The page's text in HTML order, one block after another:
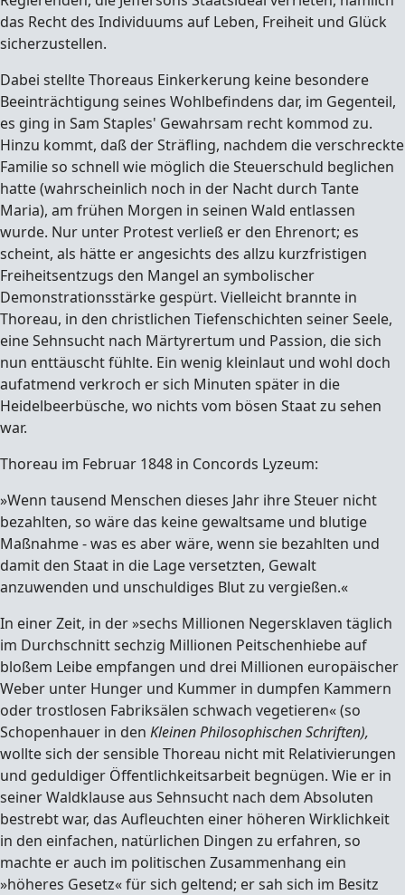
das Recht des Individuums auf Leben, Freiheit und Glück
sicherzustellen.
Dabei stellte Thoreaus Einkerkerung keine besondere
Beeinträchtigung seines Wohlbefindens dar, im Gegenteil,
es ging in Sam Staples' Gewahrsam recht kommod zu.
Hinzu kommt, daß der Sträfling, nachdem die verschreckte
Familie so schnell wie möglich die Steuerschuld beglichen
hatte (wahrscheinlich noch in der Nacht durch Tante
Maria), am frühen Morgen in seinen Wald entlassen
wurde. Nur unter Protest verließ er den Ehrenort; es
scheint, als hätte er angesichts des allzu kurzfristigen
Freiheitsentzugs den Mangel an symbolischer
Demonstrationsstärke gespürt. Vielleicht brannte in
Thoreau, in den christlichen Tiefenschichten seiner Seele,
eine Sehnsucht nach Märtyrertum und Passion, die sich
nun enttäuscht fühlte. Ein wenig kleinlaut und wohl doch
aufatmend verkroch er sich Minuten später in die
Heidelbeerbüsche, wo nichts vom bösen Staat zu sehen
war.
Thoreau im Februar 1848 in Concords Lyzeum:
»Wenn tausend Menschen dieses Jahr ihre Steuer nicht
bezahlten, so wäre das keine gewaltsame und blutige
Maßnahme - was es aber wäre, wenn sie bezahlten und
damit den Staat in die Lage versetzten, Gewalt
anzuwenden und unschuldiges Blut zu vergießen.«
In einer Zeit, in der »sechs Millionen Negersklaven täglich
im Durchschnitt sechzig Millionen Peitschenhiebe auf
bloßem Leibe empfangen und drei Millionen europäischer
Weber unter Hunger und Kummer in dumpfen Kammern
oder trostlosen Fabriksälen schwach vegetieren« (so
Schopenhauer in den Kleinen Philosophischen Schriften),
wollte sich der sensible Thoreau nicht mit Relativierungen
und geduldiger Öffentlichkeitsarbeit begnügen. Wie er in
seiner Waldklause aus Sehnsucht nach dem Absoluten
bestrebt war, das Aufleuchten einer höheren Wirklichkeit
in den einfachen, natürlichen Dingen zu erfahren, so
machte er auch im politischen Zusammenhang ein
»höheres Gesetz« für sich geltend; er sah sich im Besitz